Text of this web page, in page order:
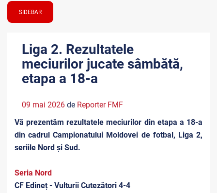
SIDEBAR
Liga 2. Rezultatele
meciurilor jucate sâmbătă,
etapa a 18-a
09 mai 2026 de Reporter FMF
Vă prezentăm rezultatele meciurilor din etapa a 18-a
din cadrul Campionatului Moldovei de fotbal, Liga 2,
seriile Nord și Sud.
Seria Nord
CF Edineț - Vulturii Cutezători 4-4